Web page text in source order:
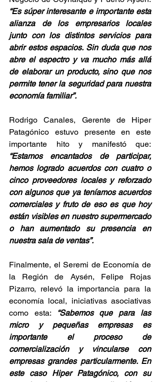
“Es súper interesante e importante esta
alianza de los empresarios locales
junto con los distintos servicios para
abrir estos espacios. Sin duda que nos
abre el espectro y va mucho más allá
de elaborar un producto, sino que nos
permite tener la seguridad para nuestra
economía familiar”.
Rodrigo Canales, Gerente de Hiper
Patagónico estuvo presente en este
“Estamos encantados de participar,
hemos logrado acuerdos con cuatro o
cinco proveedores locales y reforzado
con algunos que ya teníamos acuerdos
comerciales y fruto de eso es que hoy
están visibles en nuestro supermercado
o han aumentado su presencia en
nuestra sala de ventas”.
Finalmente, el Seremi de Economía de
la Región de Aysén, Felipe Rojas
Pizarro, relevó la importancia para la
economía local, iniciativas asociativas
como esta:
“Sabemos que para las
micro y pequeñas empresas es
importante el proceso de
comercialización y vincularse con
empresas grandes particularmente. En
este caso Hiper Patagónico, con su